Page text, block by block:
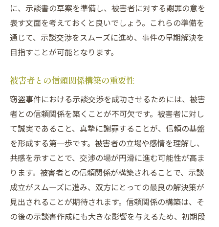
窃盗事件における示談交渉のハードル
示談交渉の流れを円滑に進める秘訣
埼玉県での示談交渉成功事例の分析
窃盗事件での示談が刑事事件の解決に与える影
示談成立が刑事事件に与える法的影響
被害者と加害者双方にとっての示談の利点
示談による刑事事件の解決率の向上
埼玉県における示談成立後のケーススタデ
ィ
刑事処分への影響と示談の重要性
示談がもたらす社会的信頼の回復
埼玉県の刑事事件で示談交渉がもたらす被害者
との和解
に、示談書の草案を準備し、被害者に対する謝罪の意を
表す文面を考えておくと良いでしょう。これらの準備を
通じて、示談交渉をスムーズに進め、事件の早期解決を
目指すことが可能となります。
被害者との信頼関係構築の重要性
窃盗事件における示談交渉を成功させるためには、被害
者との信頼関係を築くことが不可欠です。被害者に対し
て誠実であること、真摯に謝罪することが、信頼の基盤
を形成する第一歩です。被害者の立場や感情を理解し、
共感を示すことで、交渉の場が円滑に進む可能性が高ま
ります。被害者との信頼関係が構築されることで、示談
成立がスムーズに進み、双方にとっての最良の解決策が
見出されることが期待されます。信頼関係の構築は、そ
の後の示談書作成にも大きな影響を与えるため、初期段